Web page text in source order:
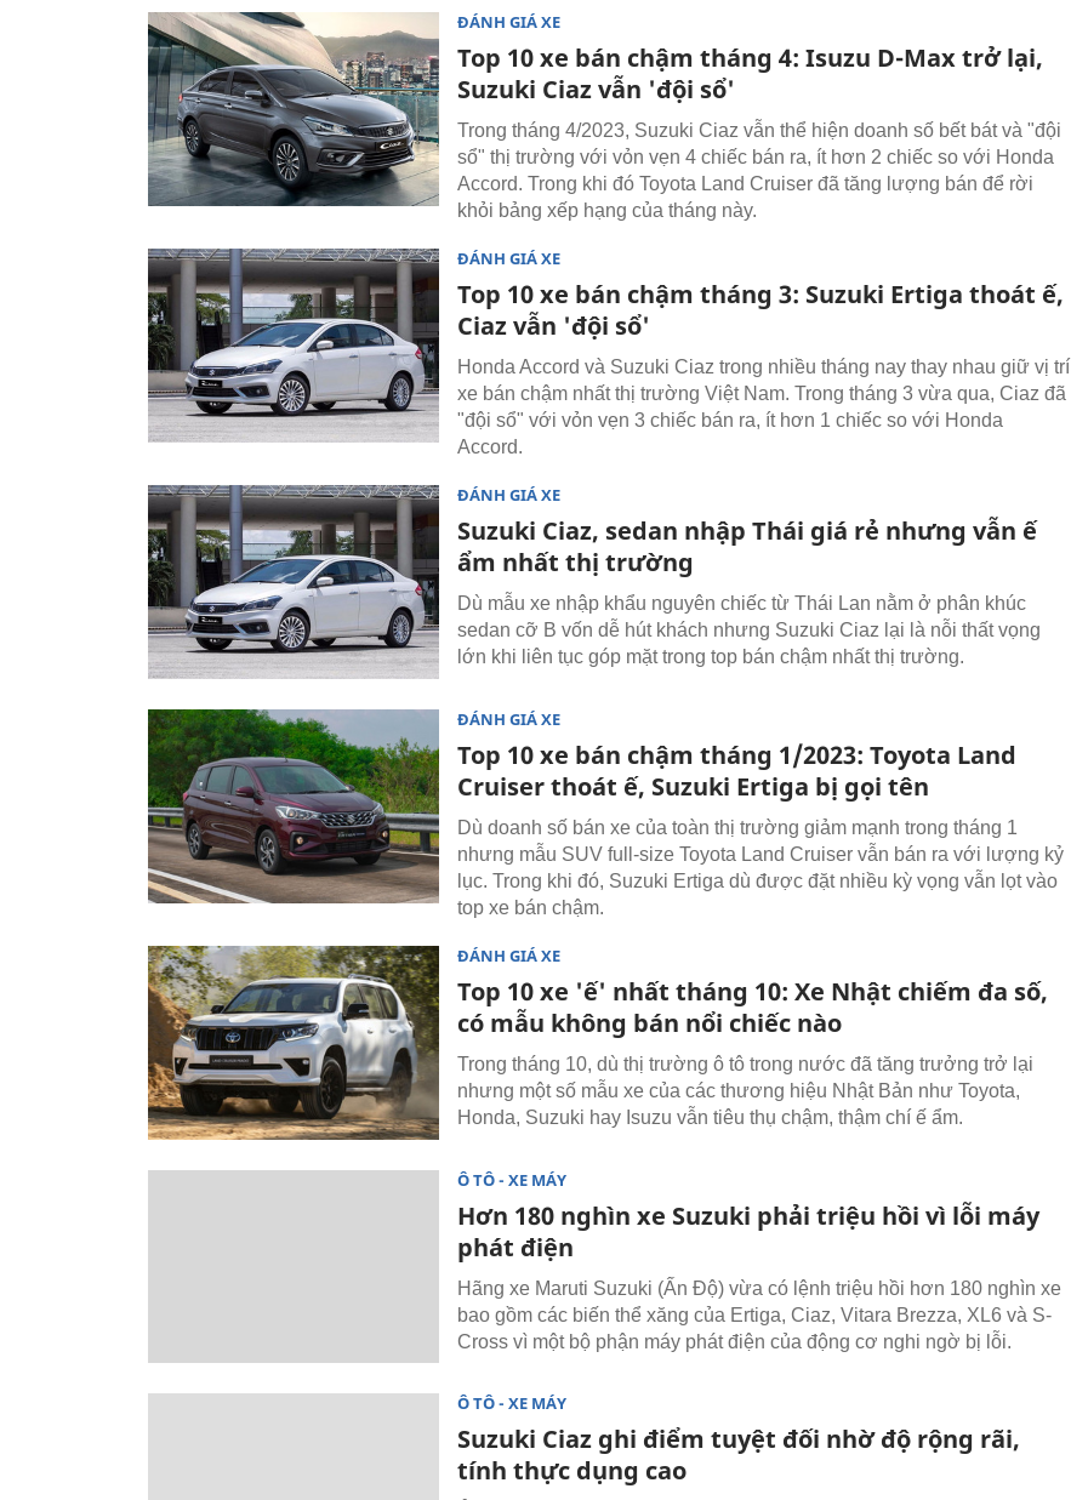
ĐÁNH GIÁ XE
Top 10 xe bán chậm tháng 4: Isuzu D-Max trở lại,
Suzuki Ciaz vẫn 'đội sổ'
Trong tháng 4/2023, Suzuki Ciaz vẫn thể hiện doanh số bết bát và "đội
sổ" thị trường với vỏn vẹn 4 chiếc bán ra, ít hơn 2 chiếc so với Honda
Accord. Trong khi đó Toyota Land Cruiser đã tăng lượng bán để rời
khỏi bảng xếp hạng của tháng này.
ĐÁNH GIÁ XE
Top 10 xe bán chậm tháng 3: Suzuki Ertiga thoát ế,
Ciaz vẫn 'đội sổ'
Honda Accord và Suzuki Ciaz trong nhiều tháng nay thay nhau giữ vị trí
xe bán chậm nhất thị trường Việt Nam. Trong tháng 3 vừa qua, Ciaz đã
"đội sổ" với vỏn vẹn 3 chiếc bán ra, ít hơn 1 chiếc so với Honda
Accord.
ĐÁNH GIÁ XE
Suzuki Ciaz, sedan nhập Thái giá rẻ nhưng vẫn ế
ẩm nhất thị trường
Dù mẫu xe nhập khẩu nguyên chiếc từ Thái Lan nằm ở phân khúc
sedan cỡ B vốn dễ hút khách nhưng Suzuki Ciaz lại là nỗi thất vọng
lớn khi liên tục góp mặt trong top bán chậm nhất thị trường.
ĐÁNH GIÁ XE
Top 10 xe bán chậm tháng 1/2023: Toyota Land
Cruiser thoát ế, Suzuki Ertiga bị gọi tên
Dù doanh số bán xe của toàn thị trường giảm mạnh trong tháng 1
nhưng mẫu SUV full-size Toyota Land Cruiser vẫn bán ra với lượng kỷ
lục. Trong khi đó, Suzuki Ertiga dù được đặt nhiều kỳ vọng vẫn lọt vào
top xe bán chậm.
ĐÁNH GIÁ XE
Top 10 xe 'ế' nhất tháng 10: Xe Nhật chiếm đa số,
có mẫu không bán nổi chiếc nào
Trong tháng 10, dù thị trường ô tô trong nước đã tăng trưởng trở lại
nhưng một số mẫu xe của các thương hiệu Nhật Bản như Toyota,
Honda, Suzuki hay Isuzu vẫn tiêu thụ chậm, thậm chí ế ẩm.
Ô TÔ - XE MÁY
Hơn 180 nghìn xe Suzuki phải triệu hồi vì lỗi máy
phát điện
Hãng xe Maruti Suzuki (Ấn Độ) vừa có lệnh triệu hồi hơn 180 nghìn xe
bao gồm các biến thể xăng của Ertiga, Ciaz, Vitara Brezza, XL6 và S-
Cross vì một bộ phận máy phát điện của động cơ nghi ngờ bị lỗi.
Ô TÔ - XE MÁY
Suzuki Ciaz ghi điểm tuyệt đối nhờ độ rộng rãi,
tính thực dụng cao